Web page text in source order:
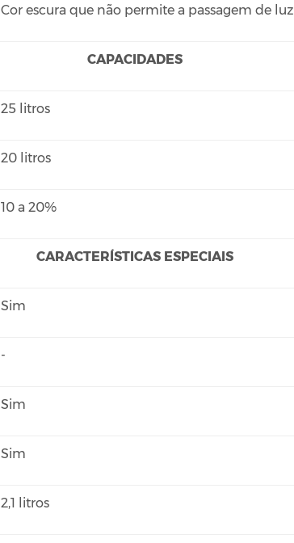
Cor escura que não permite a passagem de luz
CAPACIDADES
25 litros
20 litros
10 a 20%
CARACTERÍSTICAS ESPECIAIS
Sim
-
Sim
Sim
2,1 litros